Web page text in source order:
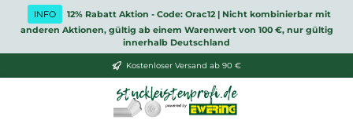
Zum Hauptinhalt springen
INFO
12% Rabatt Aktion - Code: Orac12 | Nicht kombinierbar mit
anderen Aktionen, gültig ab einem Warenwert von 100 €, nur gültig
innerhalb Deutschland
Kostenloser Versand ab 90 €